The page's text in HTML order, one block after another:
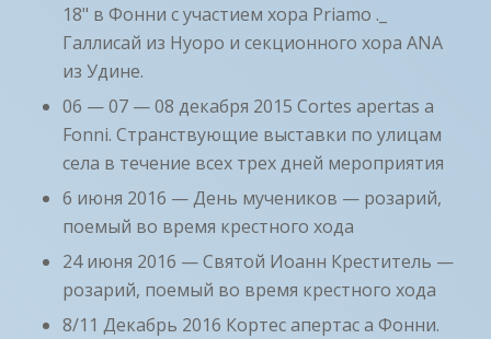
18" в Фонни с участием хора Priamo ._
Галлисай из Нуоро и секционного хора ANA
из Удине.
06 — 07 — 08 декабря 2015 Cortes apertas a
Fonni. Странствующие выставки по улицам
села в течение всех трех дней мероприятия
6 июня 2016 — День мучеников — розарий,
поемый во время крестного хода
24 июня 2016 — Святой Иоанн Креститель —
розарий, поемый во время крестного хода
8/11 Декабрь 2016 Кортес апертас а Фонни.